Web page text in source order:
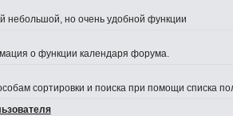
небольшой, но очень удобной функции
о функции календаря форума.
сортировки и поиска при помощи списка